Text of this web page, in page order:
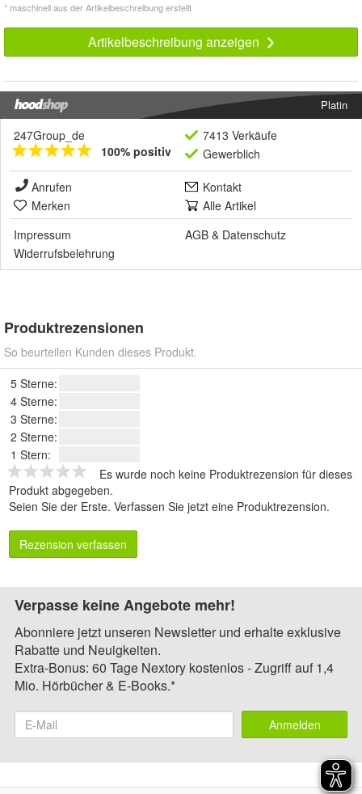
* maschinell aus der Artikelbeschreibung erstellt
Artikelbeschreibung anzeigen
Platin
247Group_de
100% positiv
7413 Verkäufe
Gewerblich
Anrufen
Kontakt
Merken
Alle Artikel
Impressum
AGB & Datenschutz
Widerrufsbelehrung
Produktrezensionen
So beurteilen Kunden dieses Produkt.
5 Sterne:
4 Sterne:
3 Sterne:
2 Sterne:
1 Stern:
Es wurde noch keine Produktrezension für dieses
Produkt abgegeben.
Seien Sie der Erste. Verfassen Sie jetzt eine Produktrezension.
Rezension verfassen
Verpasse keine Angebote mehr!
Abonniere jetzt unseren Newsletter und erhalte exklusive
Rabatte und Neuigkeiten.
Extra-Bonus: 60 Tage Nextory kostenlos - Zugriff auf 1,4
Mio. Hörbücher & E-Books.*
Anmelden